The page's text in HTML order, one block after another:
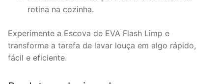
rotina na cozinha.
Experimente a Escova de EVA Flash Limp e
transforme a tarefa de lavar louça em algo rápido,
fácil e eficiente.